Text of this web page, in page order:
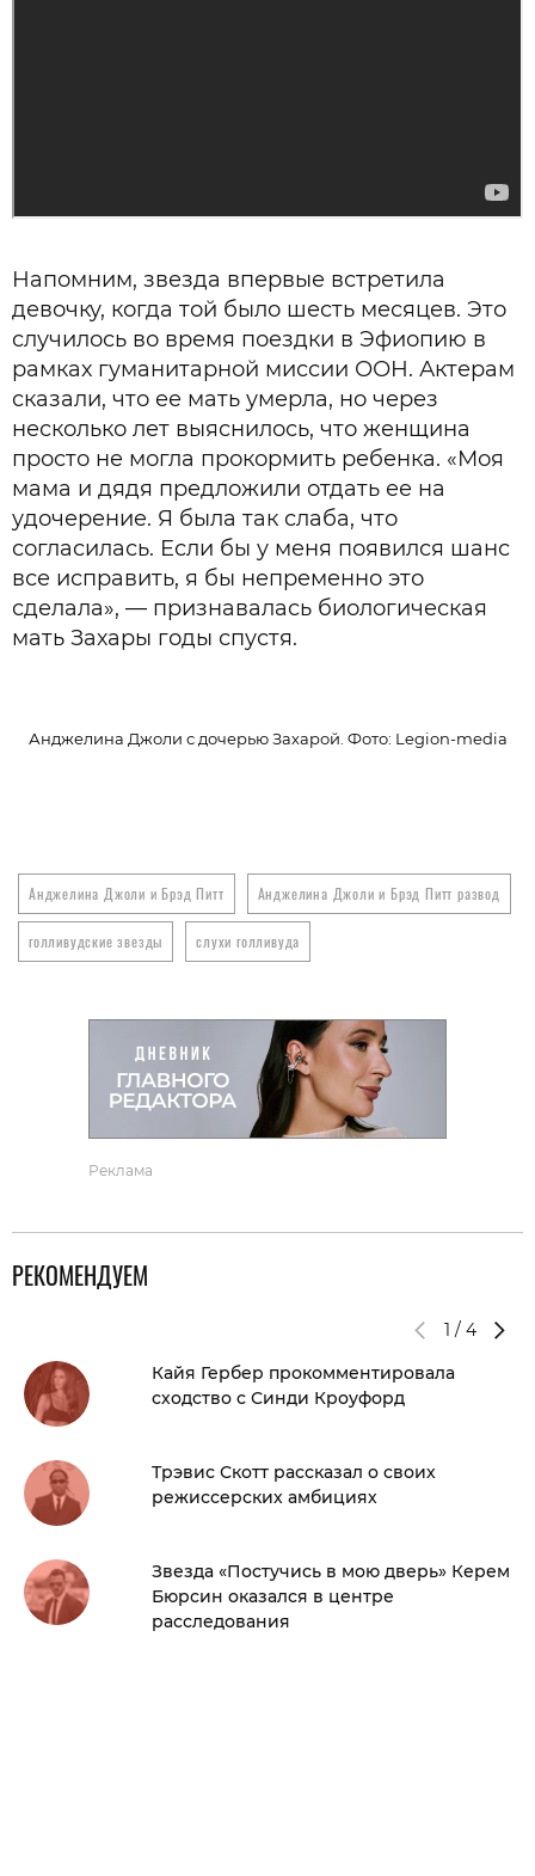
Напомним, звезда впервые встретила
девочку, когда той было шесть месяцев. Это
случилось во время поездки в Эфиопию в
рамках гуманитарной миссии ООН. Актерам
сказали, что ее мать умерла, но через
несколько лет выяснилось, что женщина
просто не могла прокормить ребенка. «Моя
мама и дядя предложили отдать ее на
удочерение. Я была так слаба, что
согласилась. Если бы у меня появился шанс
все исправить, я бы непременно это
сделала», — признавалась биологическая
мать Захары годы спустя.
Анджелина Джоли с дочерью Захарой. Фото: Legion-media
Анджелина Джоли и Брэд Питт Анджелина Джоли и Брэд Питт развод
голливудские звезды слухи голливуда
Реклама
РЕКОМЕНДУЕМ
1 / 4
Кайя Гербер прокомментировала
сходство с Синди Кроуфорд
Трэвис Скотт рассказал о своих
режиссерских амбициях
Звезда «Постучись в мою дверь» Керем
Бюрсин оказался в центре
расследования